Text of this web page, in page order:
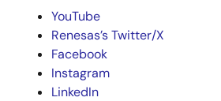
YouTube
Renesas’s Twitter/X
Facebook
Instagram
LinkedIn